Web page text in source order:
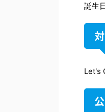
誕生
Let's